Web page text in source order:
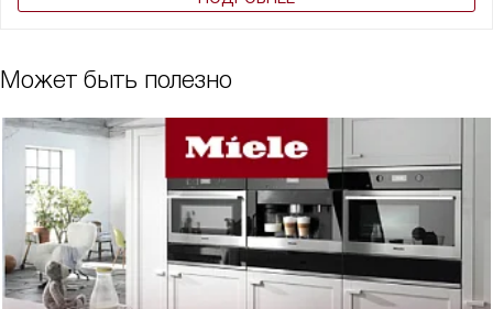
Может быть полезно